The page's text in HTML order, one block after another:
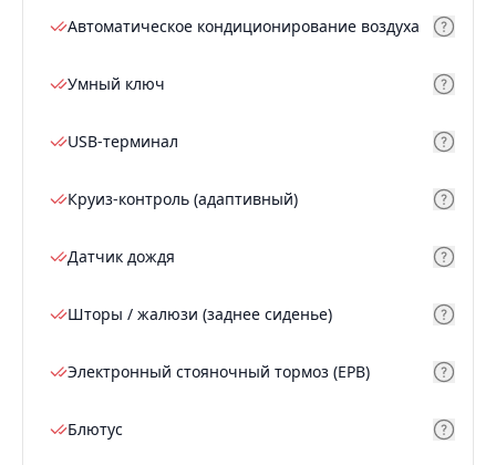
Автоматическое кондиционирование воздуха
Умный ключ
USB-терминал
Круиз-контроль (адаптивный)
Датчик дождя
Шторы / жалюзи (заднее сиденье)
Электронный стояночный тормоз (EPB)
Блютус